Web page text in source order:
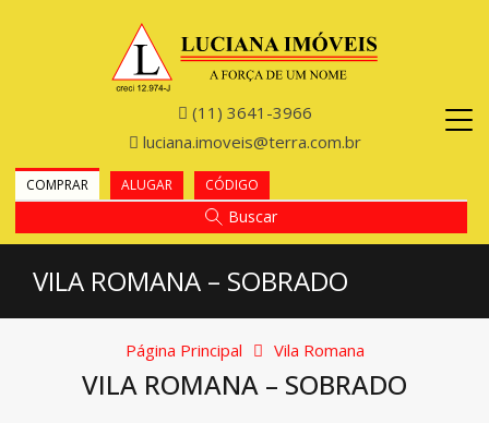
(11) 3641-3966
luciana.imoveis@terra.com.br
COMPRAR ALUGAR CÓDIGO
Buscar
VILA ROMANA – SOBRADO
Página Principal Vila Romana
VILA ROMANA – SOBRADO